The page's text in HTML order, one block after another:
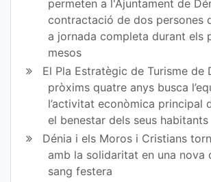
permeten a l'Ajuntament de
contractació de dos persones
a jornada completa durant els
mesos
El Pla Estratègic de Turisme de
pròxims quatre anys busca
l’activitat econòmica principal
el benestar dels seus habitants
Dénia i els Moros i Cristians
amb la solidaritat en una nova
sang festera